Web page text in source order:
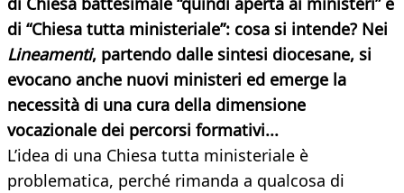
di “Chiesa tutta ministeriale”: cosa si intende? Nei
Lineamenti, partendo dalle sintesi diocesane, si
evocano anche nuovi ministeri ed emerge la
necessità di una cura della dimensione
vocazionale dei percorsi formativi...
L’idea di una Chiesa tutta ministeriale è
problematica, perché rimanda a qualcosa di